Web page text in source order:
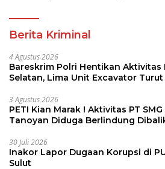
Berita Kriminal
4 Agustus 2026
Bareskrim Polri Hentikan Aktivitas
Selatan, Lima Unit Excavator
3 Agustus 2026
PETI Kian Marak ! Aktivitas PT
Tanoyan Diduga Berlindung
30 Juli 2026
Inakor Lapor Dugaan Korupsi di
Sulut